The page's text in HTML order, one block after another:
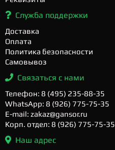
Служба поддержки
Доставка
Оплата
Политика безопасности
Самовывоз
Связаться с нами
Телефон: 8 (495) 235-88-35
WhatsApp: 8 (926) 775-75-35
E-mail: zakaz@gansor.ru
Корп. отдел: 8 (926) 775-75-35
Наш адрес